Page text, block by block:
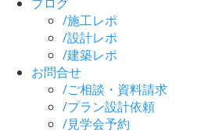
ブログ
/施工レポ
/設計レポ
/建築レポ
お問合せ
/ご相談・資料請求
/プラン設計依頼
/見学会予約